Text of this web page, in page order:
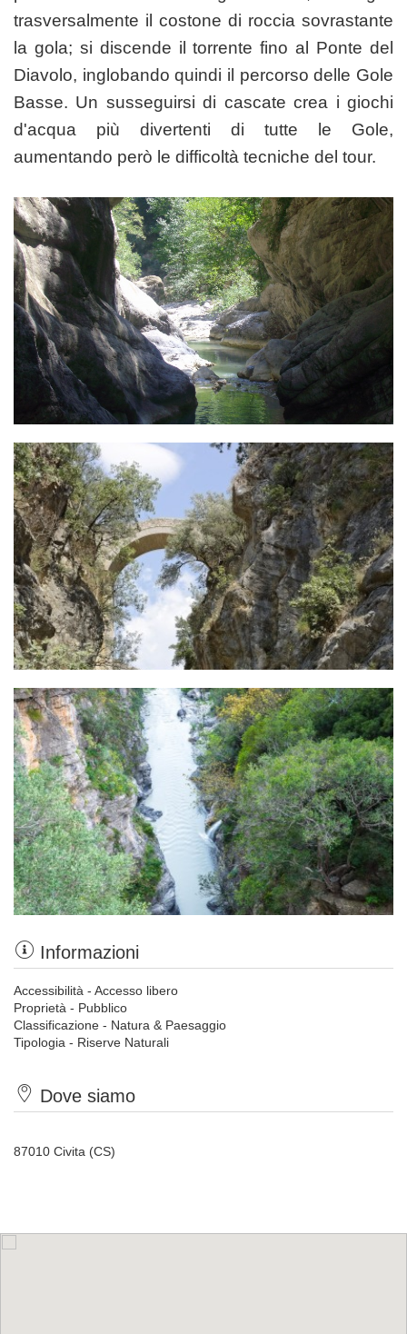
trasversalmente il costone di roccia sovrastante
la gola; si discende il torrente fino al Ponte del
Diavolo, inglobando quindi il percorso delle Gole
Basse. Un susseguirsi di cascate crea i giochi
d'acqua più divertenti di tutte le Gole,
aumentando però le difficoltà tecniche del tour.
Informazioni
Accessibilità - Accesso libero
Proprietà - Pubblico
Classificazione - Natura & Paesaggio
Tipologia - Riserve Naturali
Dove siamo
87010 Civita (CS)